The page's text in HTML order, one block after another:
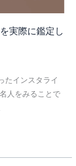
実際に鑑定し
たインスタライ
人をみることで